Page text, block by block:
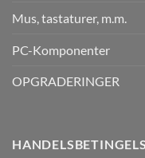
Mus, tastaturer, m.m.
PC-Komponenter
OPGRADERINGER